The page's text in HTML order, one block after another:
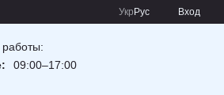
Укр Рус Вход
09:00–17:00